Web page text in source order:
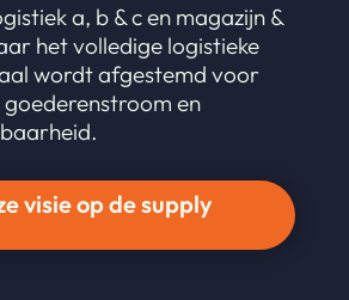
a, b & c en magazijn &
het volledige logistieke
wordt afgestemd voor
en
visie op de supply